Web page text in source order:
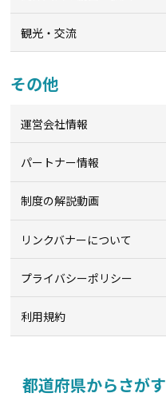
観光・交流
その他
運営会社情報
パートナー情報
制度の解説動画
リンクバナーについて
プライバシーポリシー
利用規約
都道府県からさがす